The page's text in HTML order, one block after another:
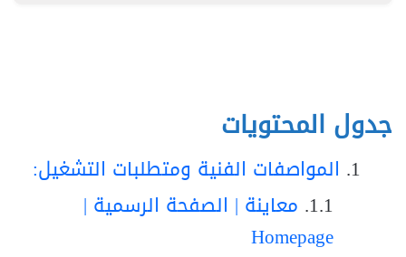
جدول المحتويات
المواصفات الفنية ومتطلبات التشغيل:
معاينة | الصفحة الرسمية |
Homepage